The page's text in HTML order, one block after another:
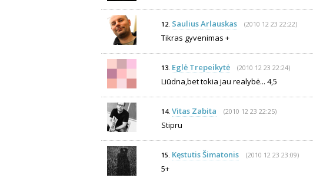
12. Saulius Arlauskas (2010 12 23 22:22)
Tikras gyvenimas +
13. Eglė Trepeikytė (2010 12 23 22:24)
Liūdna,bet tokia jau realybė... 4,5
14. Vitas Zabita (2010 12 23 22:25)
Stipru
15. Kęstutis Šimatonis (2010 12 23 23:09)
5+